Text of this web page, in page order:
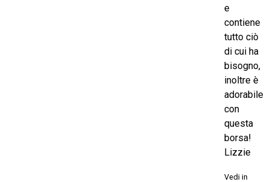
e
contiene
tutto ciò
di cui ha
bisogno,
inoltre è
adorabile
con
questa
borsa!
Lizzie
Vedi in